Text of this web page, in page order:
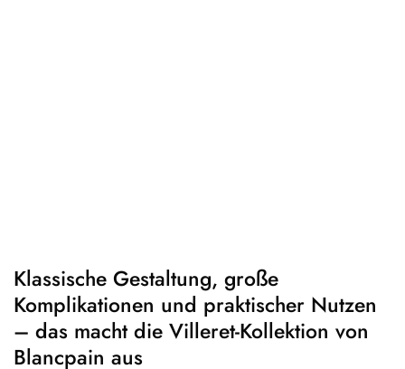
Klassische Gestaltung, große
Komplikationen und praktischer Nutzen
– das macht die Villeret-Kollektion von
Blancpain aus